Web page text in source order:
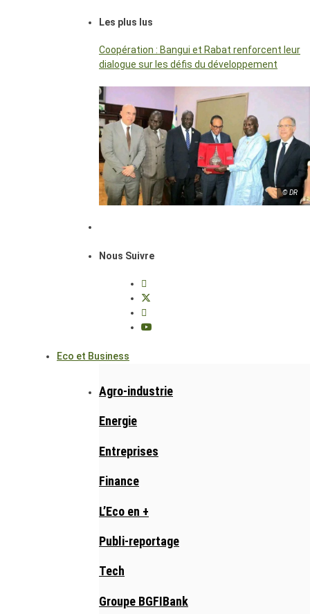
Les plus lus
Coopération : Bangui et Rabat renforcent leur
dialogue sur les défis du développement
© DR
Nous Suivre
Eco et Business
Agro-industrie
Energie
Entreprises
Finance
L’Eco en +
Publi-reportage
Tech
Groupe BGFIBank